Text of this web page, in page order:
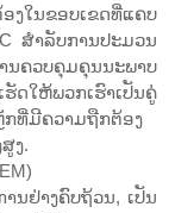
ງໃນຂອບເຂດທີ່ແຄບ
ສຳລັບການປະມວນ
ຄວບຄຸມຄຸນນະພາບ
ໃຫ້ພວກເຮົາເປັນຄູ່
ກທີ່ມີຄວາມຖືກຕ້ອງ
ງ.
ນຢ່າງຄົບຖ້ວນ, ເປັນ